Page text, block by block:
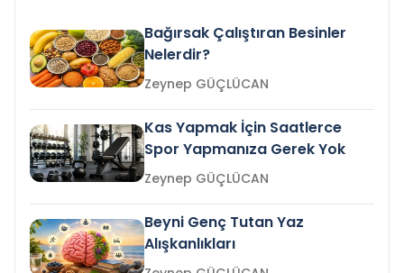
Bağırsak Çalıştıran Besinler
Nelerdir?
Zeynep GÜÇLÜCAN
Kas Yapmak İçin Saatlerce
Spor Yapmanıza Gerek Yok
Zeynep GÜÇLÜCAN
Beyni Genç Tutan Yaz
Alışkanlıkları